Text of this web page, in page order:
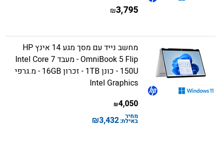
3,795
₪
מחשב נייד עם מסך מגע 14 אינץ HP
OmniBook 5 Flip - מעבד Intel Core 7
150U - כונן 1TB - זכרון 16GB - מ.גרפי
Intel Graphics
4,050
₪
מחיר
באילת:3,432
₪